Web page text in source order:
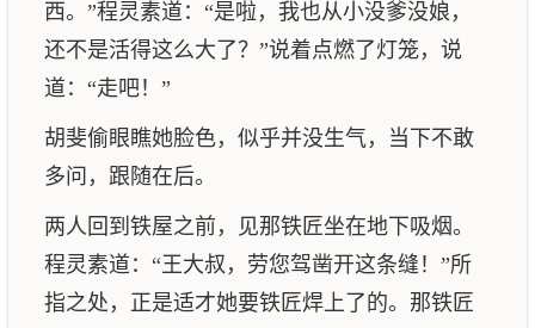
西。”程灵素道：“是啦，我也从小没爹没娘，
还不是活得这么大了？”说着点燃了灯笼，说
道：“走吧！”
胡斐偷眼瞧她脸色，似乎并没生气，当下不敢
多问，跟随在后。
两人回到铁屋之前，见那铁匠坐在地下吸烟。
程灵素道：“王大叔，劳您驾凿开这条缝！”所
指之处，正是适才她要铁匠焊上了的。那铁匠